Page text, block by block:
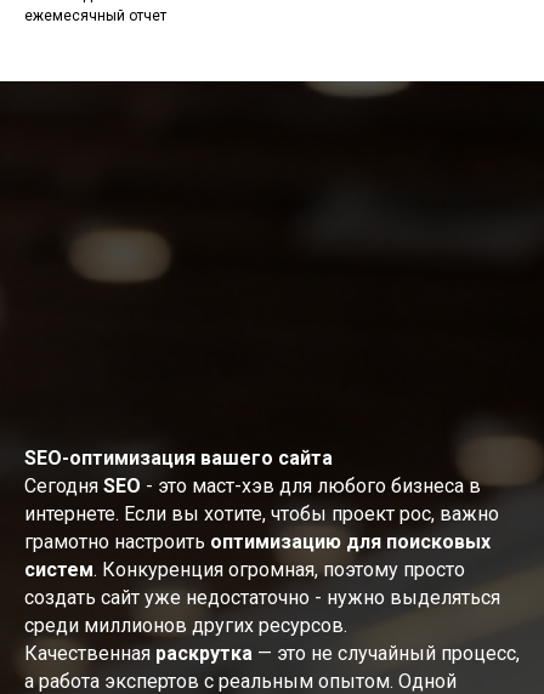
ежемесячный отчет
SEO-оптимизация вашего сайта
Сегодня SEO - это маст-хэв для любого бизнеса в
интернете. Если вы хотите, чтобы проект рос, важно
грамотно настроить оптимизацию для поисковых
систем. Конкуренция огромная, поэтому просто
создать сайт уже недостаточно - нужно выделяться
среди миллионов других ресурсов.
Качественная раскрутка — это не случайный процесс,
а работа экспертов с реальным опытом. Одной